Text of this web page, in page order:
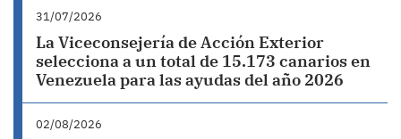
31/07/2026
La Viceconsejería de Acción Exterior
selecciona a un total de 15.173 canarios en
Venezuela para las ayudas del año 2026
02/08/2026